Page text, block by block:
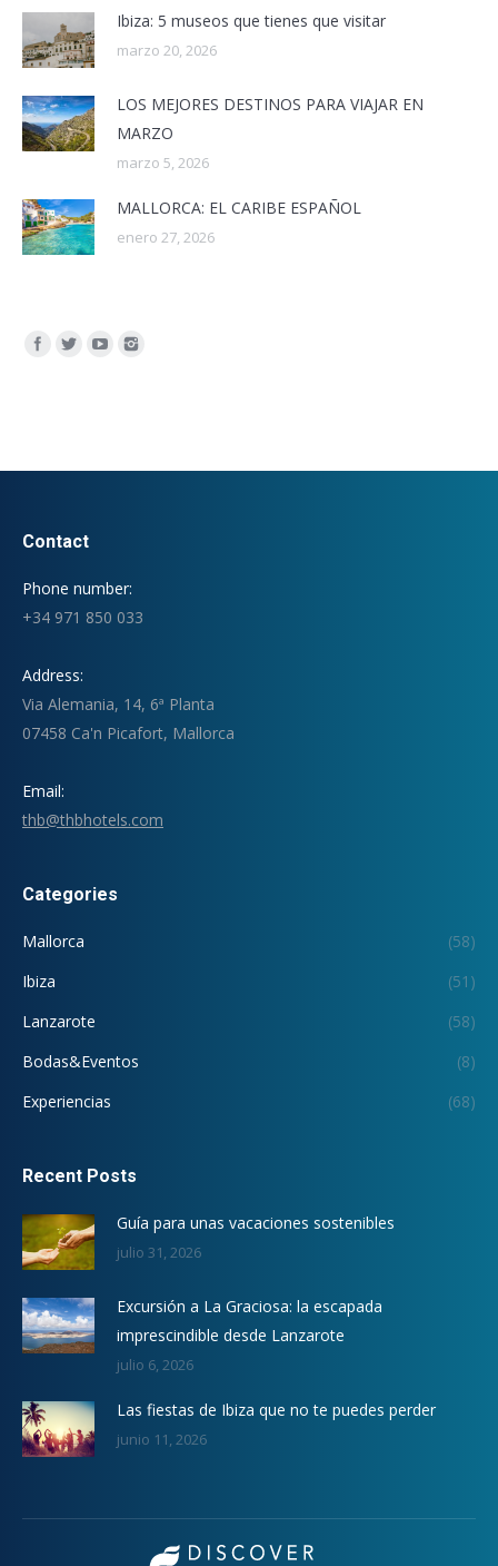
Ibiza: 5 museos que tienes que visitar
marzo 20, 2026
LOS MEJORES DESTINOS PARA VIAJAR EN
MARZO
marzo 5, 2026
MALLORCA: EL CARIBE ESPAÑOL
enero 27, 2026
Encuéntranos en:
Contact
Phone number:
+34 971 850 033
Address:
Via Alemania, 14, 6ª Planta
07458 Ca'n Picafort, Mallorca
Email:
thb@thbhotels.com
Categories
Mallorca
(58)
Ibiza
(51)
Lanzarote
(58)
Bodas&Eventos
(8)
Experiencias
(68)
Recent Posts
Guía para unas vacaciones sostenibles
julio 31, 2026
Excursión a La Graciosa: la escapada
imprescindible desde Lanzarote
julio 6, 2026
Las fiestas de Ibiza que no te puedes perder
junio 11, 2026